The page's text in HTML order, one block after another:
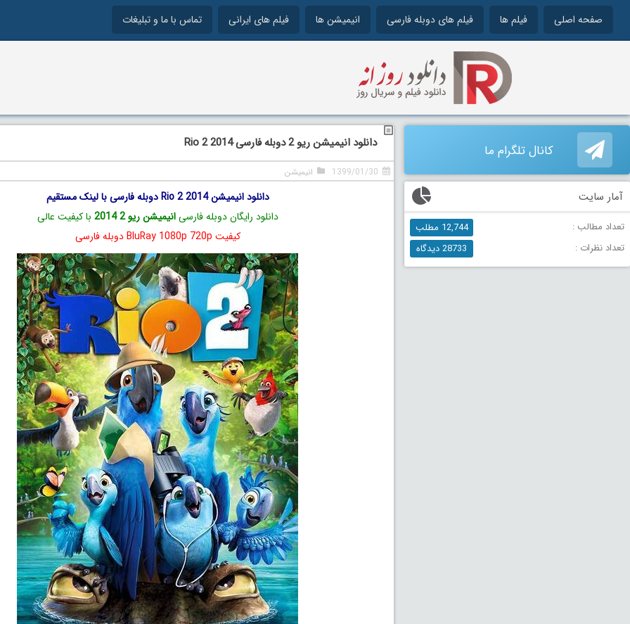
صفحه اصلی فیلم ها فیلم های دوبله فارسی انیمیشن ها فیلم های ایرانی تماس با ما و تبلیغات
دانلود انیمیشن ریو 2 دوبله فارسی Rio 2 2014
1399/01/30 انیمیشن
دانلود انیمیشن Rio 2 2014 دوبله فارسی با لینک مستقیم
دانلود رایگان دوبله فارسیانیمیشن ریو 2 2014
با کیفیت عالی
کیفیت BluRay 1080p 720p دوبله فارسی
کانال تلگرام ما
آمار سایت
تعداد مطالب :
12,744 مطلب
تعداد نظرات :
28733 دیدگاه